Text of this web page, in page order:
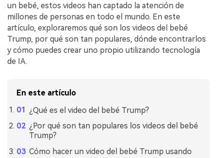
un bebé, estos videos han captado la atención de
millones de personas en todo el mundo. En este
artículo, exploraremos qué son los videos del bebé
Trump, por qué son tan populares, dónde encontrarlos
y cómo puedes crear uno propio utilizando tecnología
de IA.
En este artículo
¿Qué es el video del bebé Trump?
¿Por qué son tan populares los videos del bebé
Trump?
Cómo hacer un video del bebé Trump usando